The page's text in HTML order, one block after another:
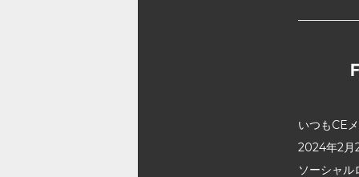
いつもCE
2024年2月
ソーシャ